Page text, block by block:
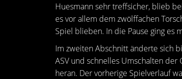
Huesmann sehr treffsicher, blieb
es vor allem dem zwölffachen
Spiel blieben. In die Pause ging es
Im zweiten Abschnitt änderte sich
ASV und schnelles Umschalten
heran. Der vorherige Spielverlauf